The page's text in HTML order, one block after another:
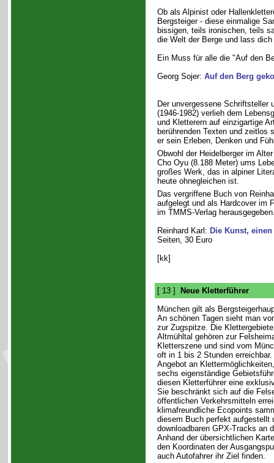
Ob als Alpinist oder
Bergsteiger - diese einmalige
bissigen, teils ironischen, teils
die Welt der Berge und lass
Ein Muss für alle die "Auf den
Georg Sojer: Auf den Berg
Der unvergessene Schriftsteller
(1946-1982) verlieh dem
und Kletterern auf einzigartige
berührenden Texten und zeitlos
er sein Erleben, Denken und
Obwohl der Heidelberger im
Cho Oyu (8.188 Meter) ums
großes Werk, das in alpiner
heute ohnegleichen ist.
Das vergriffene Buch von
aufgelegt und als Hardcover im
im TMMS-Verlag
Reinhard Karl: Die Kunst,
Seiten, 30 Euro
[kk]
[ 13 ]
Neue Kletterführer
München gilt als
An schönen Tagen sieht man
zur Zugspitze. Die
Altmühltal gehören zur
Kletterszene und sind vom
oft in 1 bis 2 Stunden
Angebot an
sechs eigenständige
diesen Kletterführer eine
Sie beschränkt sich auf die
öffentlichen Verkehrsmitteln
klimafreundliche Ecopoints
diesem Buch perfekt aufgestellt
downloadbaren GPX-Tracks an
Anhand der übersichtlichen
den Koordinaten der
auch Autofahrer ihr Ziel finden.